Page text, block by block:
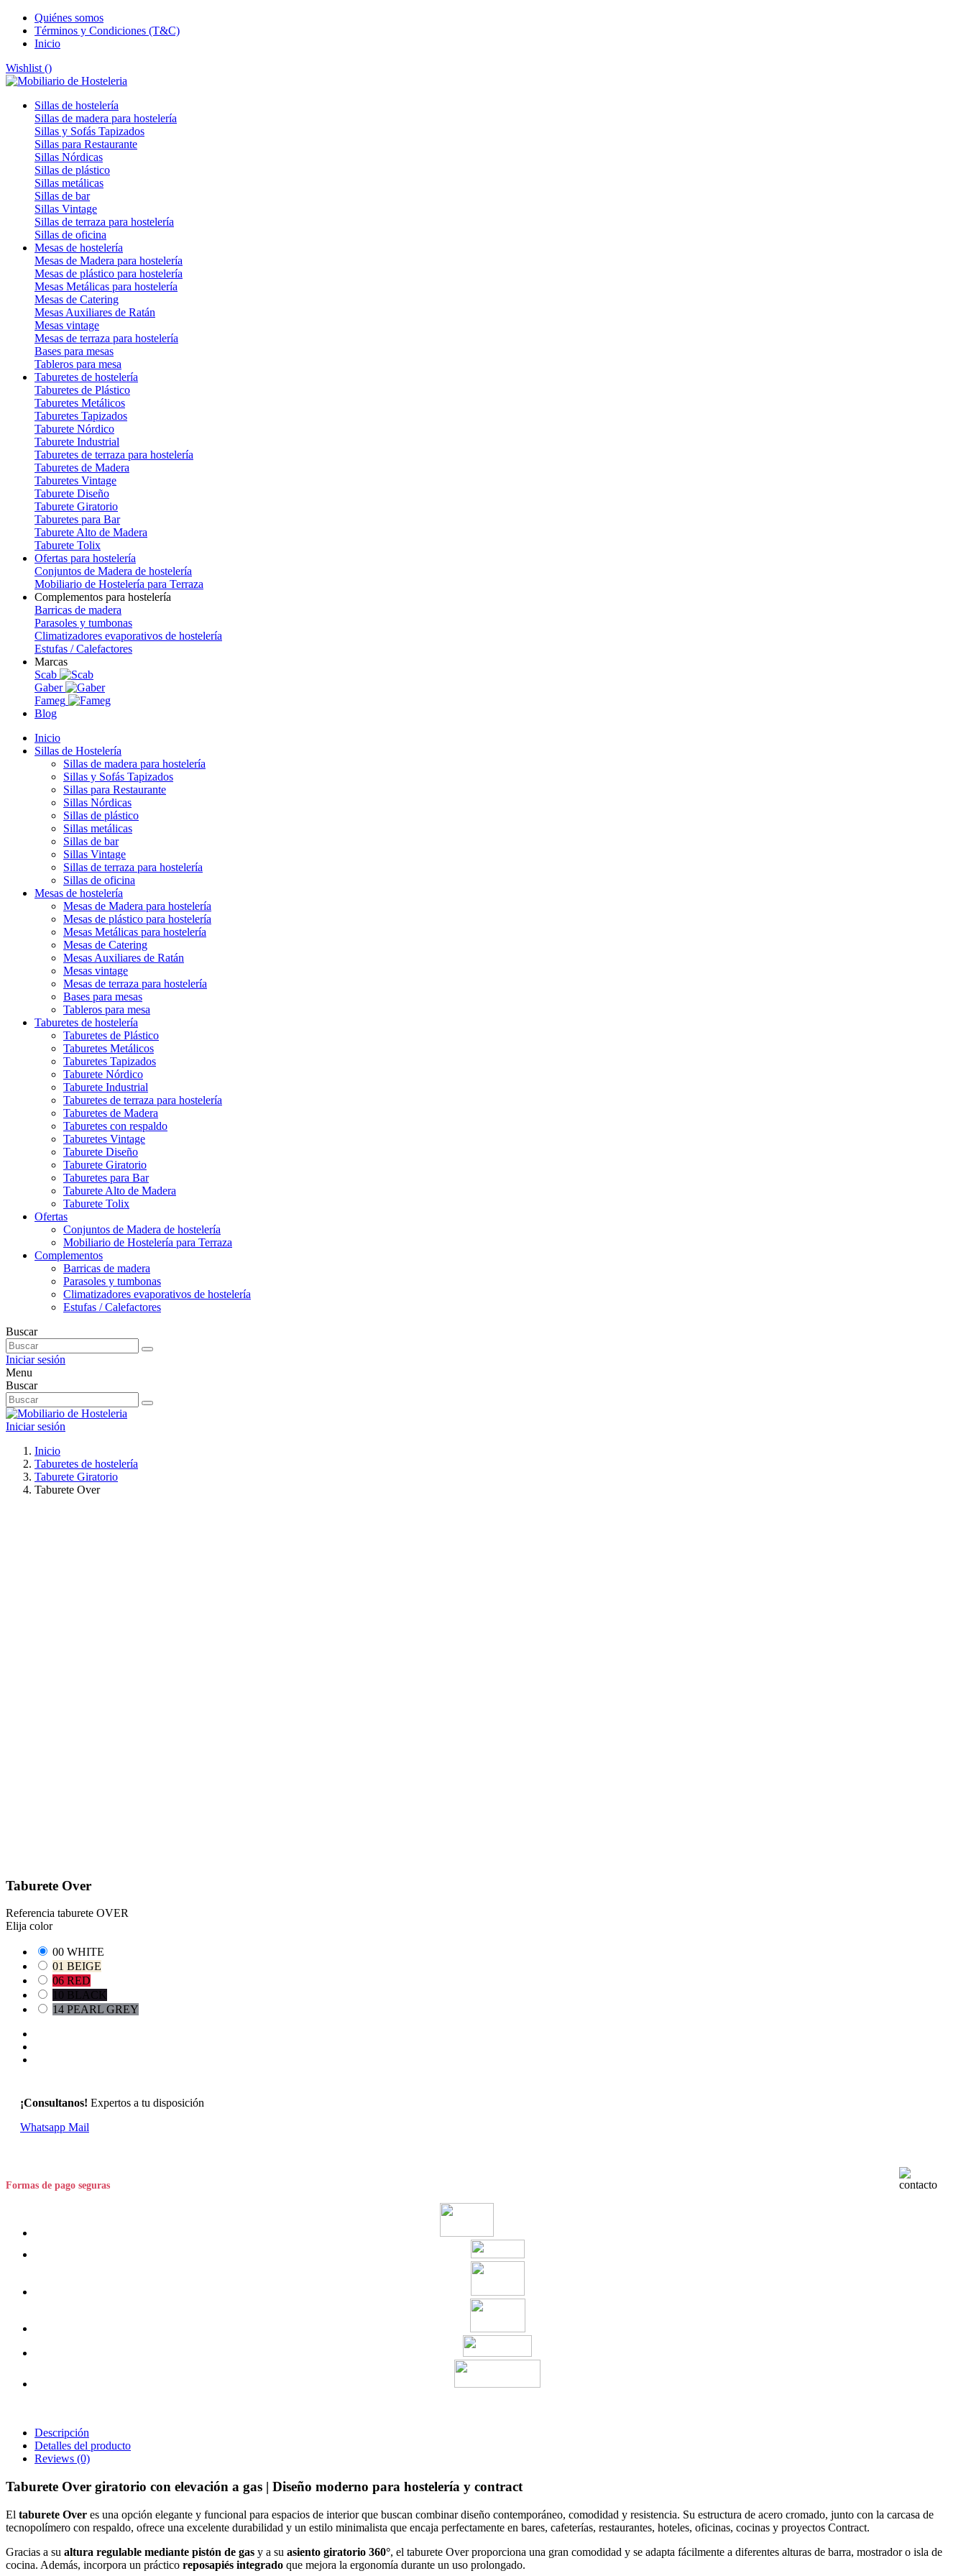
Quiénes somos
Términos y Condiciones (T&C)
Inicio
Wishlist ()
Sillas de hostelería
Sillas de madera para hostelería
Sillas y Sofás Tapizados
Sillas para Restaurante
Sillas Nórdicas
Sillas de plástico
Sillas metálicas
Sillas de bar
Sillas Vintage
Sillas de terraza para hostelería
Sillas de oficina
Mesas de hostelería
Mesas de Madera para hostelería
Mesas de plástico para hostelería
Mesas Metálicas para hostelería
Mesas de Catering
Mesas Auxiliares de Ratán
Mesas vintage
Mesas de terraza para hostelería
Bases para mesas
Tableros para mesa
Taburetes de hostelería
Taburetes de Plástico
Taburetes Metálicos
Taburetes Tapizados
Taburete Nórdico
Taburete Industrial
Taburetes de terraza para hostelería
Taburetes de Madera
Taburetes Vintage
Taburete Diseño
Taburete Giratorio
Taburetes para Bar
Taburete Alto de Madera
Taburete Tolix
Ofertas para hostelería
Conjuntos de Madera de hostelería
Mobiliario de Hostelería para Terraza
Complementos para hostelería
Barricas de madera
Parasoles y tumbonas
Climatizadores evaporativos de hostelería
Estufas / Calefactores
Marcas
Scab
Gaber
Fameg
Blog
Inicio
Sillas de Hostelería
Sillas de madera para hostelería
Sillas y Sofás Tapizados
Sillas para Restaurante
Sillas Nórdicas
Sillas de plástico
Sillas metálicas
Sillas de bar
Sillas Vintage
Sillas de terraza para hostelería
Sillas de oficina
Mesas de hostelería
Mesas de Madera para hostelería
Mesas de plástico para hostelería
Mesas Metálicas para hostelería
Mesas de Catering
Mesas Auxiliares de Ratán
Mesas vintage
Mesas de terraza para hostelería
Bases para mesas
Tableros para mesa
Taburetes de hostelería
Taburetes de Plástico
Taburetes Metálicos
Taburetes Tapizados
Taburete Nórdico
Taburete Industrial
Taburetes de terraza para hostelería
Taburetes de Madera
Taburetes con respaldo
Taburetes Vintage
Taburete Diseño
Taburete Giratorio
Taburetes para Bar
Taburete Alto de Madera
Taburete Tolix
Ofertas
Conjuntos de Madera de hostelería
Mobiliario de Hostelería para Terraza
Complementos
Barricas de madera
Parasoles y tumbonas
Climatizadores evaporativos de hostelería
Estufas / Calefactores
Buscar
Iniciar sesión
Menu
Buscar
Iniciar sesión
Inicio
Taburetes de hostelería
Taburete Giratorio
Taburete Over
Taburete Over
Referencia taburete OVER
Elija color
00 WHITE
01 BEIGE
06 RED
10 BLACK
14 PEARL GREY
¡Consultanos! Expertos a tu disposición
Whatsapp Mail
Formas de pago seguras
Descripción
Detalles del producto
Reviews (0)
Taburete Over giratorio con elevación a gas | Diseño moderno para hostelería y contract
El taburete Over es una opción elegante y funcional para espacios de interior que buscan combinar diseño contemporáneo, comodidad y resistencia. Su estructura de acero cromado, junto con la carcasa de
tecnopolímero con respaldo, ofrece una excelente durabilidad y un estilo minimalista que encaja perfectamente en bares, cafeterías, restaurantes, hoteles, oficinas, cocinas y proyectos Contract.
Gracias a su altura regulable mediante pistón de gas y a su asiento giratorio 360°, el taburete Over proporciona una gran comodidad y se adapta fácilmente a diferentes alturas de barra, mostrador o isla de
cocina. Además, incorpora un práctico reposapiés integrado que mejora la ergonomía durante un uso prolongado.